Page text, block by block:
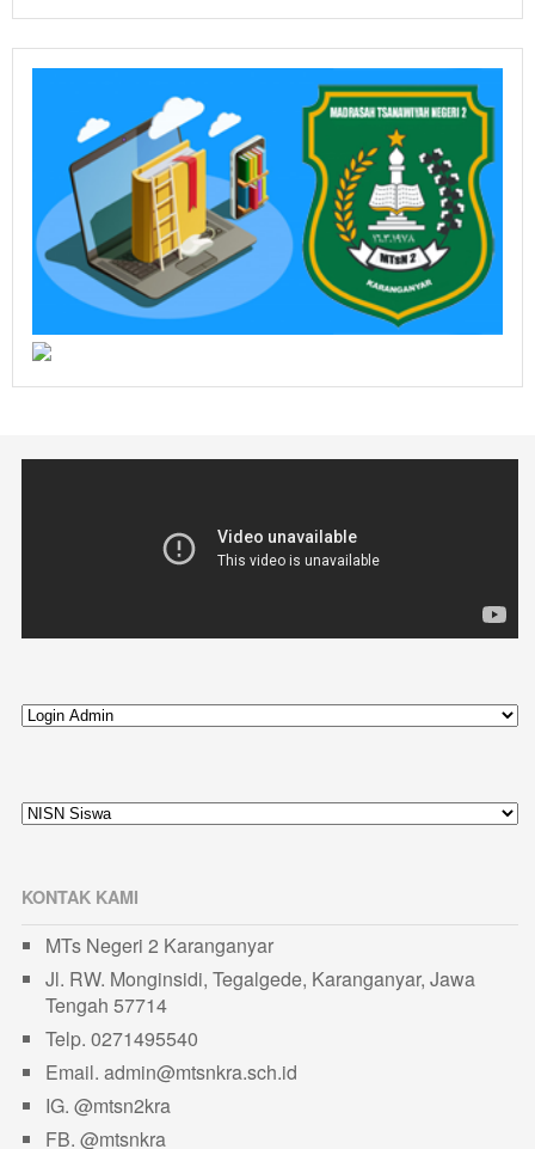
KONTAK KAMI
MTs Negeri 2 Karanganyar
Jl. RW. Monginsidi, Tegalgede, Karanganyar, Jawa
Tengah 57714
Telp. 0271495540
Email. admin@mtsnkra.sch.id
IG. @mtsn2kra
FB. @mtsnkra